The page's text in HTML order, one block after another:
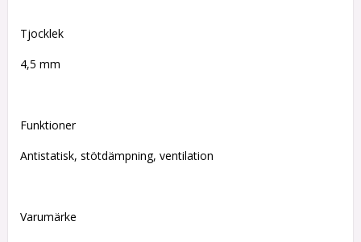
Tjocklek
4,5 mm
Funktioner
Antistatisk, stötdämpning, ventilation
Varumärke